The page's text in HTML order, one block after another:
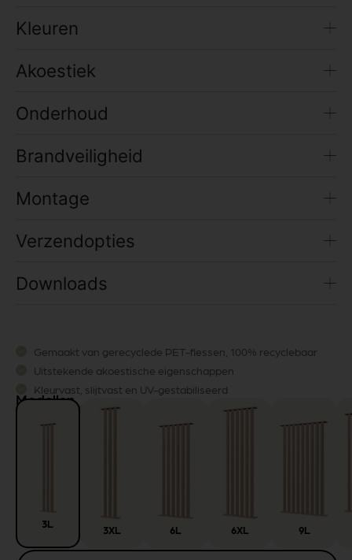
Kleuren
Akoestiek
Onderhoud
Brandveiligheid
Montage
Verzendopties
Downloads
Gemaakt van gerecyclede PET-flessen, 100% recyclebaar
Uitstekende akoestische eigenschappen
Kleurvast, slijtvast en UV-gestabiliseerd
Mooi en duurzaam
Modellen
3L 3XL 6L 6XL 9L